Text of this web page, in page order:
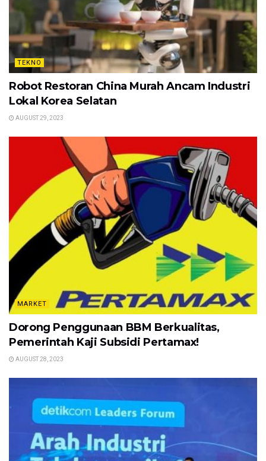
TEKNO
Robot Restoran China Murah Ancam Industri
Lokal Korea Selatan
AUGUST 29, 2023
MARKET
Dorong Penggunaan BBM Berkualitas,
Pemerintah Kaji Subsidi Pertamax!
AUGUST 28, 2023